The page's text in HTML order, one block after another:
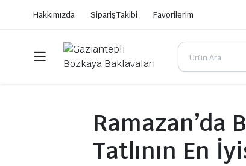
Hakkımızda Sipariş Takibi Favorilerim
Ramazan’da
Tatlının En